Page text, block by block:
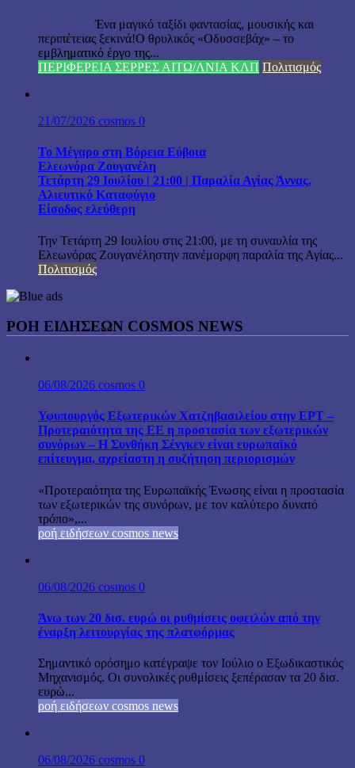
Ένα μαγικό ταξίδι φαντασίας, μουσικής και
περιπέτειας ξεκινά!Ο θρυλικός «Οδυσσεβάχ» – το
εμβληματικό έργο της...
ΠΕΡΙΦΕΡΕΙΑ ΣΕΡΡΕΣ ΑΙΤΩ/ΛΝΙΑ ΚΛΠ Πολιτισμός
21/07/2026 cosmos 0
Το Μέγαρο στη Βόρεια Εύβοια
Ελεωνόρα Ζουγανέλη
Τετάρτη 29 Ιουλίου | 21:00 | Παραλία Αγίας Άννας,
Αλιευτικό Καταφύγιο
Είσοδος ελεύθερη
Την Τετάρτη 29 Ιουλίου στις 21:00, με τη συναυλία της
Ελεωνόρας Ζουγανέληστην πανέμορφη παραλία της Αγίας...
Πολιτισμός
ΡΟΗ ΕΙΔΗΣΕΩΝ COSMOS NEWS
06/08/2026 cosmos 0
Υφυπουργός Εξωτερικών Χατζηβασιλείου στην ΕΡΤ –
Προτεραιότητα της ΕΕ η προστασία των εξωτερικών
συνόρων – Η Συνθήκη Σένγκεν είναι ευρωπαϊκό
επίτευγμα, αχρείαστη η συζήτηση περιορισμών
«Προτεραιότητα της Ευρωπαϊκής Ένωσης είναι η προστασία
των εξωτερικών της συνόρων, με τον καλύτερο δυνατό
τρόπο»,...
ροή ειδήσεων cosmos news
06/08/2026 cosmos 0
Άνω των 20 δισ. ευρώ οι ρυθμίσεις οφειλών από την
έναρξη λειτουργίας της πλατφόρμας
Σημαντικό ορόσημο κατέγραψε τον Ιούλιο ο Εξωδικαστικός
Μηχανισμός. Οι συνολικές ρυθμίσεις ξεπέρασαν τα 20 δισ.
ευρώ...
ροή ειδήσεων cosmos news
06/08/2026 cosmos 0